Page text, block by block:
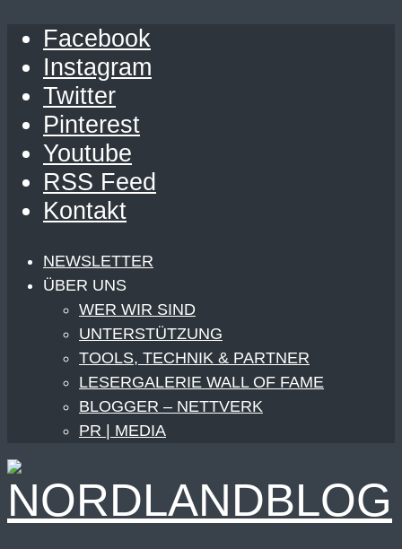
Facebook
Instagram
Twitter
Pinterest
Youtube
RSS Feed
Kontakt
NEWSLETTER
ÜBER UNS
WER WIR SIND
UNTERSTÜTZUNG
TOOLS, TECHNIK & PARTNER
LESERGALERIE WALL OF FAME
BLOGGER – NETTVERK
PR | MEDIA